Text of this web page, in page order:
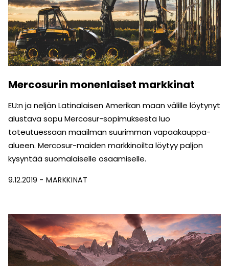
Mercosurin monenlaiset markkinat
EU:n ja neljän Latinalaisen Amerikan maan välille löytynyt
alustava sopu Mercosur-sopimuksesta luo
toteutuessaan maailman suurimman vapaakauppa-
alueen. Mercosur-maiden markkinoilta löytyy paljon
kysyntää suomalaiselle osaamiselle.
9.12.2019 MARKKINAT